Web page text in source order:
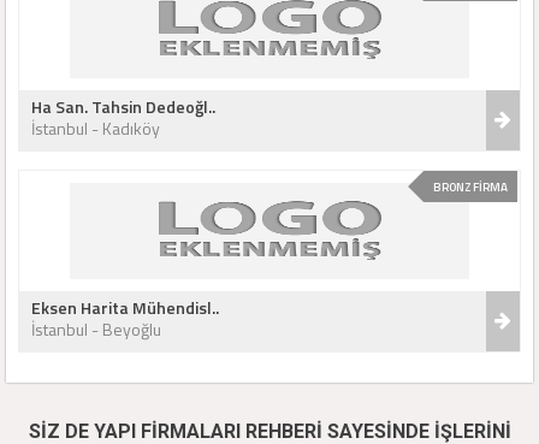
Ha San. Tahsin Dedeoğl..
İstanbul - Kadıköy
BRONZ FİRMA
Eksen Harita Mühendisl..
İstanbul - Beyoğlu
SİZ DE YAPI FİRMALARI REHBERİ SAYESİNDE İŞLERİNİ